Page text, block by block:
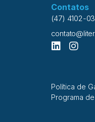
Contatos
(47) 4102-
Política de
Programa